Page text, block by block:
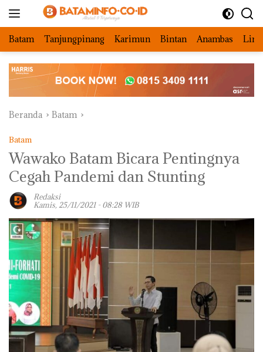
Batam Tanjungpinang Karimun Bintan Anambas
Beranda Batam
Batam
Wawako Batam Bicara Pentingnya
Cegah Pandemi dan Stunting
Redaksi
Kamis, 25/11/2021 - 08:28 WIB